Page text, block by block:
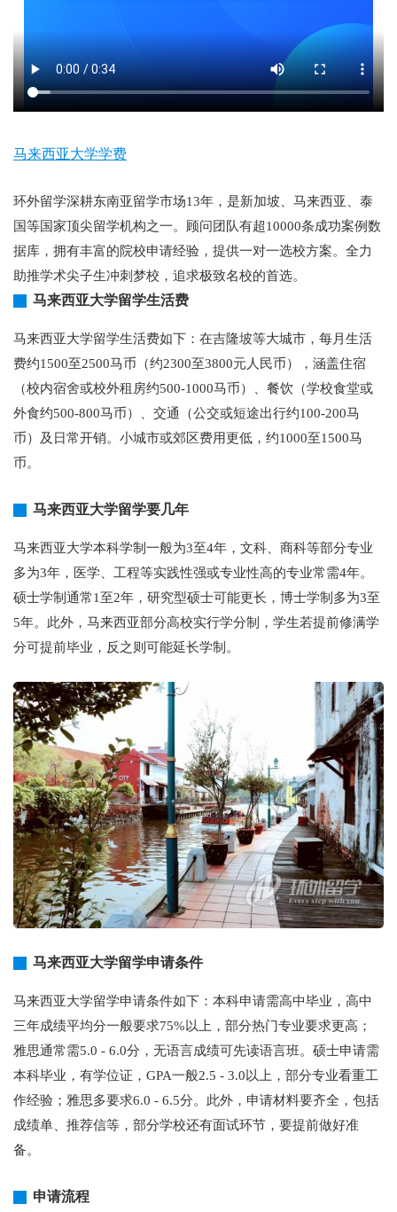
马来西亚大学学费
环外留学深耕东南亚留学市场13年，是新加坡、马来西亚、泰
国等国家顶尖留学机构之一。顾问团队有超10000条成功案例数
据库，拥有丰富的院校申请经验，提供一对一选校方案。全力
助推学术尖子生冲刺梦校，追求极致名校的首选。
马来西亚大学留学生活费
马来西亚大学留学生活费如下：在吉隆坡等大城市，每月生活
费约1500至2500马币（约2300至3800元人民币），涵盖住宿
（校内宿舍或校外租房约500-1000马币）、餐饮（学校食堂或
外食约500-800马币）、交通（公交或短途出行约100-200马
币）及日常开销。小城市或郊区费用更低，约1000至1500马
币。
马来西亚大学留学要几年
马来西亚大学本科学制一般为3至4年，文科、商科等部分专业
多为3年，医学、工程等实践性强或专业性高的专业常需4年。
硕士学制通常1至2年，研究型硕士可能更长，博士学制多为3至
5年。此外，马来西亚部分高校实行学分制，学生若提前修满学
分可提前毕业，反之则可能延长学制。
马来西亚大学留学申请条件
马来西亚大学留学申请条件如下：本科申请需高中毕业，高中
三年成绩平均分一般要求75%以上，部分热门专业要求更高；
雅思通常需5.0 - 6.0分，无语言成绩可先读语言班。硕士申请需
本科毕业，有学位证，GPA一般2.5 - 3.0以上，部分专业看重工
作经验；雅思多要求6.0 - 6.5分。此外，申请材料要齐全，包括
成绩单、推荐信等，部分学校还有面试环节，要提前做好准
备。
申请流程